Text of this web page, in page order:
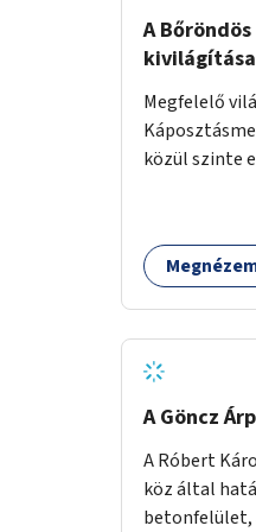
A
kivilágítása
Megfelelő
közül szinte
miatt a őszi
járni a
A Göncz
A Róbert
köz által
betonfelület,